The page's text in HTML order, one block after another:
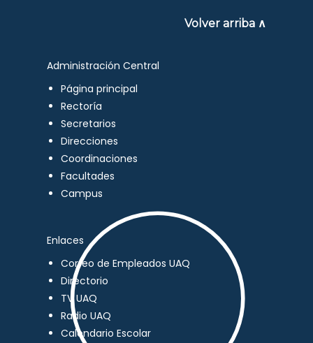
Volver arriba ∧
Administración Central
Página principal
Rectoría
Secretarios
Direcciones
Coordinaciones
Facultades
Campus
Enlaces
Correo de Empleados UAQ
Directorio
TV UAQ
Radio UAQ
Calendario Escolar